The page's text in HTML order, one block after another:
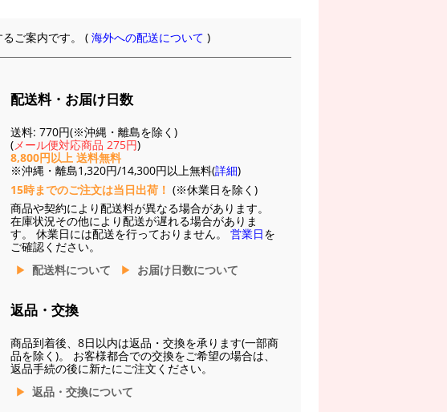
ご案内です。 (海外への配送について )
配送料・お届け日数
送料: 770円(※沖縄・離島を除く)
(メール便対応商品 275円)
8,800円以上 送料無料
※沖縄・離島1,320円/14,300円以上無料(詳細)
15時までのご注文は当日出荷！ (※休業日を除く)
商品や契約により配送料が異なる場合があります。
在庫状況その他により配送が遅れる場合がありま
す。 休業日には配送を行っておりません。 営業日を
ご確認ください。
配送料について
お届け日数について
返品・交換
商品到着後、8日以内は返品・交換を承ります(一部商
品を除く)。 お客様都合での交換をご希望の場合は、
返品手続の後に新たにご注文ください。
返品・交換について